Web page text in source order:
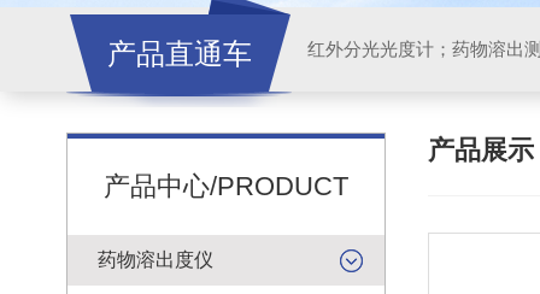
产品直通车 红外分光光度计；药物溶出
产品中心/PRODUCT
药物溶出度仪
产品展示